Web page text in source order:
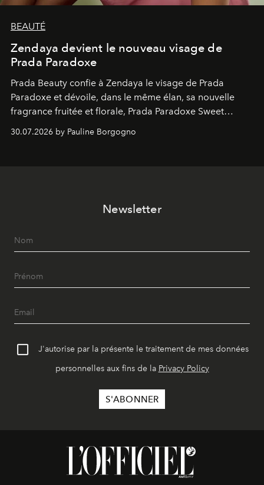
BEAUTÉ
Zendaya devient le nouveau visage de
Prada Paradoxe
Prada Beauty confie à Zendaya le visage de Prada
Paradoxe et dévoile, dans le même élan, sa nouvelle
fragrance fruitée et florale, Prada Paradoxe Sweet
Chemistry Eau de Parfum.
30.07.2026 by Pauline Borgogno
Newsletter
J'autorise par la présente le traitement de mes données
personnelles aux fins de la Privacy Policy